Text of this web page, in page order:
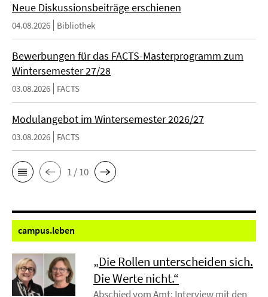
Neue Diskussionsbeiträge erschienen
04.08.2026 Bibliothek
Bewerbungen für das FACTS-Masterprogramm zum
Wintersemester 27/28
03.08.2026 FACTS
Modulangebot im Wintersemester 2026/27
03.08.2026 FACTS
1 / 10
campus.leben
„Die Rollen unterscheiden sich.
Die Werte nicht.“
Abschied vom Amt: Interview mit den